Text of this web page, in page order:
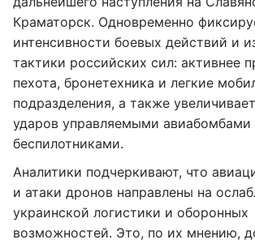
Краматорск. Одновременно
интенсивности боевых действий и
тактики российских сил: активнее
пехота, бронетехника и легкие
подразделения, а также
ударов управляемыми авиабомбами
беспилотниками.
Аналитики подчеркивают, что
и атаки дронов направлены на
украинской логистики и оборонных
возможностей. Это, по их мнению,